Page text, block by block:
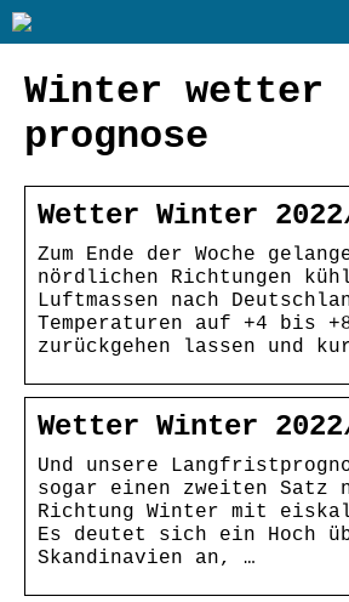
Winter wetter
prognose
Wetter Winter
Zum Ende der Woche
nördlichen Richtungen
Luftmassen nach
Temperaturen auf +4 bis
zurückgehen lassen und
Wetter Winter
Und unsere
sogar einen zweiten Satz
Richtung Winter mit
Es deutet sich ein Hoch
Skandinavien an, …